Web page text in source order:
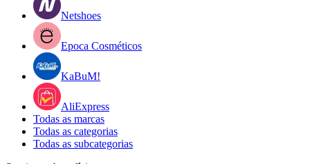
Netshoes
Epoca Cosméticos
KaBuM!
AliExpress
Todas as marcas
Todas as categorias
Todas as subcategorias